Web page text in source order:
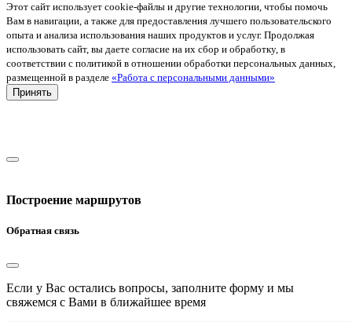
Этот сайт использует cookie-файлы и другие технологии, чтобы помочь
Вам в навигации, а также для предоставления лучшего пользовательского
опыта и анализа использования наших продуктов и услуг. Продолжая
использовать сайт, вы даете согласие на их сбор и обработку, в
соответствии с политикой в отношении обработки персональных данных,
размещенной в разделе «Работа с персональными данными»
Принять
Построение маршрутов
Обратная связь
Если у Вас остались вопросы, заполните форму и мы
свяжемся с Вами в ближайшее время